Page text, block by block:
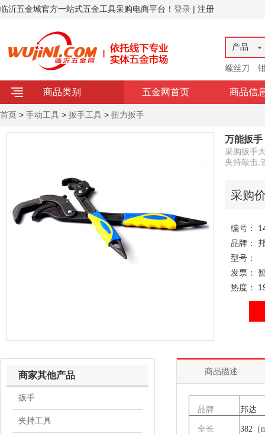
临沂五金城官方一站式五金工具采购电商平台！ 登录 | 注册
产品
螺丝刀
商品类别 五金网首页 商品信
首页 > 手动工具 > 扳手工具 > 扭力扳手
万能扳手
采购扳手
夹持敲击,
采购
编号：
品牌：
型号：
发票：
热度：
商品描述
品牌 邦达
全长 382（
商家其他产品
扳手
夹持工具